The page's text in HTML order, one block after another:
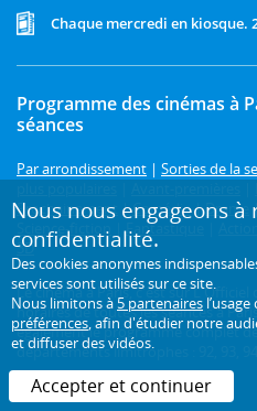
Chaque mercredi en kiosque.
Programme des cinémas à
séances
Par arrondissement | Sorties de la
Prochainement |Comédie|Drame
Science-fiction
|Fantastique
3D
Le cinéma à Paris, c'est sur L'Officiel
horaires de toutes les séances à
également le programme complet
départements limitrophes : 92, 93, 94,
Nous nous engageons
confidentialité.
Des cookies anonymes
services sont utilisés sur ce site.
Nous limitons à 5 partenaires
préférences, afin d'étudier notre
et diffuser des vidéos.
Accepter et continuer